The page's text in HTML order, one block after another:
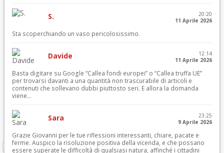
S.
20:20
11 Aprile 2026
Sta scoperchiando un vaso pericolosissimo.
Davide
12:14
11 Aprile 2026
Basta digitare su Google “Callea fondi europei” o “Callea truffa UE”
per trovarsi davanti a una quantità non trascurabile di articoli e
contenuti che sollevano dubbi piuttosto seri. E allora la domanda
viene...
Sara
23:25
9 Aprile 2026
Grazie Giovanni per le tue riflessioni interessanti, chiare, pacate e
ferme. Auspico la risoluzione positiva della vicenda, e che possano
essere superate le difficoltà di qualsiasi natura, affinché i cittadini